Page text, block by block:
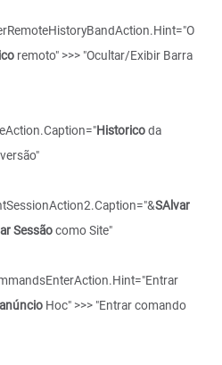
remoto" >>> "Ocultar/Exibir Barra
Historicoda
SAlvar
Sessãocomo Site"
anúncio Hoc" >>> "Entrar comando